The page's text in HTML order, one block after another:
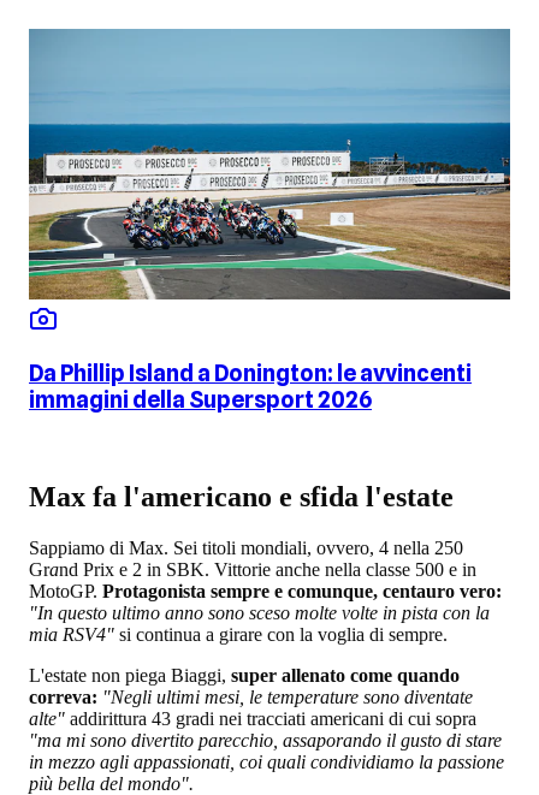
Da Phillip Island a Donington: le avvincenti
immagini della Supersport 2026
Max fa l'americano e sfida l'estate
Sappiamo di Max. Sei titoli mondiali, ovvero, 4 nella 250
Grand Prix e 2 in SBK. Vittorie anche nella classe 500 e in
MotoGP. Protagonista sempre e comunque, centauro vero:
"In questo ultimo anno sono sceso molte volte in pista con la
mia RSV4" si continua a girare con la voglia di sempre.
L'estate non piega Biaggi, super allenato come quando
correva: "Negli ultimi mesi, le temperature sono diventate
alte" addirittura 43 gradi nei tracciati americani di cui sopra
"ma mi sono divertito parecchio, assaporando il gusto di stare
in mezzo agli appassionati, coi quali condividiamo la passione
più bella del mondo".